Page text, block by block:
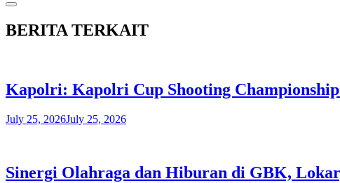
BERITA TERKAIT
Kapolri: Kapolri Cup Shooting
July 25, 2026July 25, 2026
​Sinergi Olahraga dan Hiburan di GBK,